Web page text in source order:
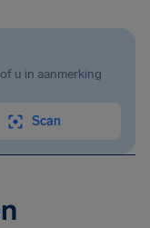
u in aanmerking
Scan